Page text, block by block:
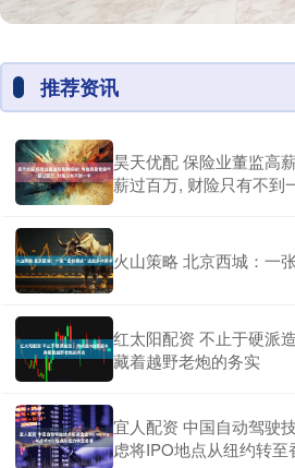
推荐资讯
昊天优配 保险业董监高
薪过百万, 财险只有不到
火山策略 北京西城：一
红太阳配资 不止于硬派
藏着越野老炮的务实
宜人配资 中国自动驾驶
虑将IPO地点从纽约转至